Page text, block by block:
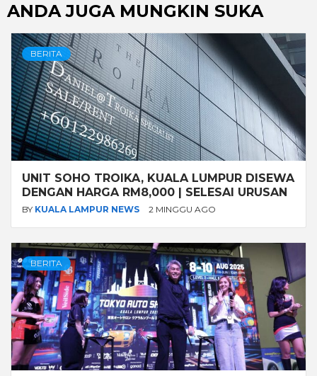
ANDA JUGA MUNGKIN SUKA
BERITA
UNIT SOHO TROIKA, KUALA LUMPUR DISEWA
DENGAN HARGA RM8,000 | SELESAI URUSAN
BY KUALA LAMPUR NEWS 2 MINGGU AGO
BERITA